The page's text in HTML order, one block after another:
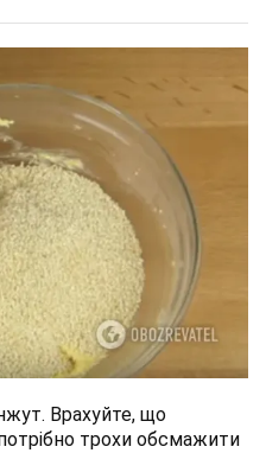
Врахуйте, що
трохи обсмажити